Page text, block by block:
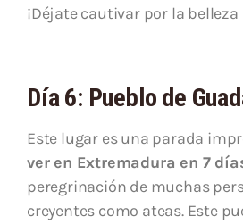
¡Déjate cautivar por la
Día 6: Pueblo de
Este lugar es una parada
ver en Extremadura en 7
peregrinación de muchas
creyentes como ateas. Este